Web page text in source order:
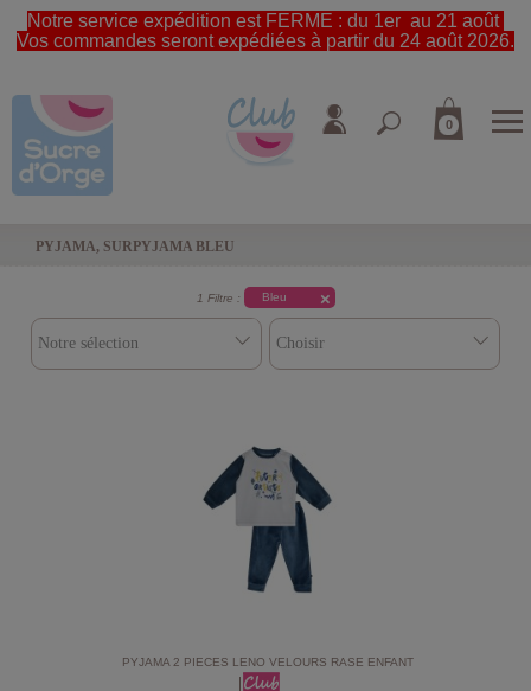
Notre service expédition est FERME : du 1er au 21 août
Vos commandes seront expédiées à partir du 24 août 2026.
0
PYJAMA, SURPYJAMA BLEU
1 Filtre : Bleu
PYJAMA 2 PIECES LENO VELOURS RASE ENFANT